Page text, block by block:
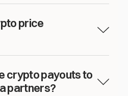
price
crypto payouts to
partners?